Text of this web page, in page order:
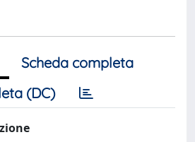
Scheda completa
(DC)